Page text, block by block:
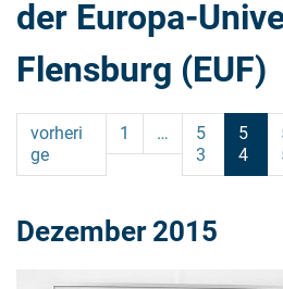
der Europa-
Flensburg (EUF)
vorheri
ge
1 …
5
3
5
4
Dezember 2015